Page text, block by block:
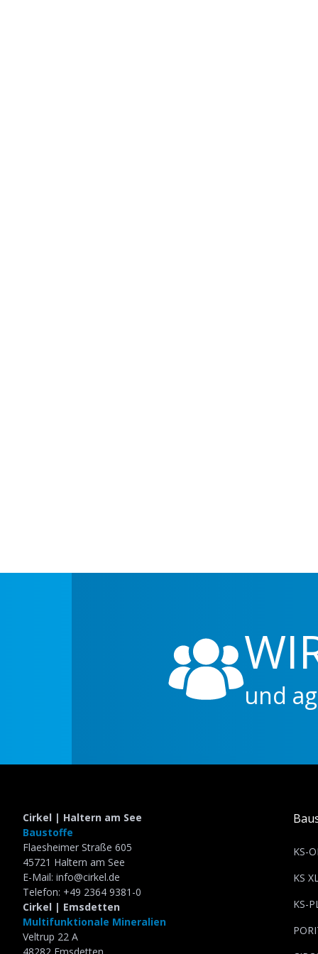
WIR
und agieren
Cirkel | Haltern am See
Baustoffe
Flaesheimer Straße 605
45721 Haltern am See
E-Mail: info@cirkel.de
Telefon: +49 2364 9381-0
Cirkel | Emsdetten
Multifunktionale Mineralien
Veltrup 22 A
KS-
KS
KS-